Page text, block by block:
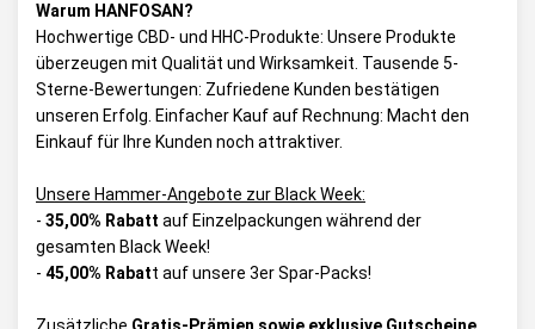
Warum HANFOSAN?
Hochwertige CBD- und HHC-Produkte: Unsere Produkte
überzeugen mit Qualität und Wirksamkeit. Tausende 5-
Sterne-Bewertungen: Zufriedene Kunden bestätigen
unseren Erfolg. Einfacher Kauf auf Rechnung: Macht den
Einkauf für Ihre Kunden noch attraktiver.
Unsere Hammer-Angebote zur Black Week:
- 35,00% Rabatt auf Einzelpackungen während der
gesamten Black Week!
- 45,00% Rabatt auf unsere 3er Spar-Packs!